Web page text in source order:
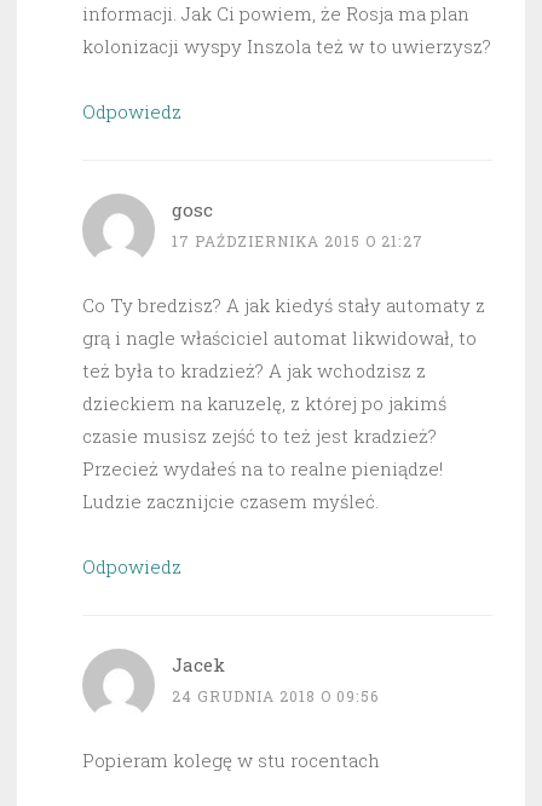
informacji. Jak Ci powiem, że Rosja ma plan
kolonizacji wyspy Inszola też w to uwierzysz?
Odpowiedz
gosc
17 PAŹDZIERNIKA 2015 O 21:27
Co Ty bredzisz? A jak kiedyś stały automaty z
grą i nagle właściciel automat likwidował, to
też była to kradzież? A jak wchodzisz z
dzieckiem na karuzelę, z której po jakimś
czasie musisz zejść to też jest kradzież?
Przecież wydałeś na to realne pieniądze!
Ludzie zacznijcie czasem myśleć.
Odpowiedz
Jacek
24 GRUDNIA 2018 O 09:56
Popieram kolegę w stu rocentach